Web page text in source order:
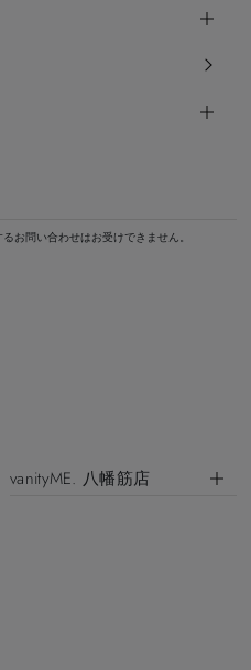
お問い合わせはお受けできません。
vanityME. 八幡筋店